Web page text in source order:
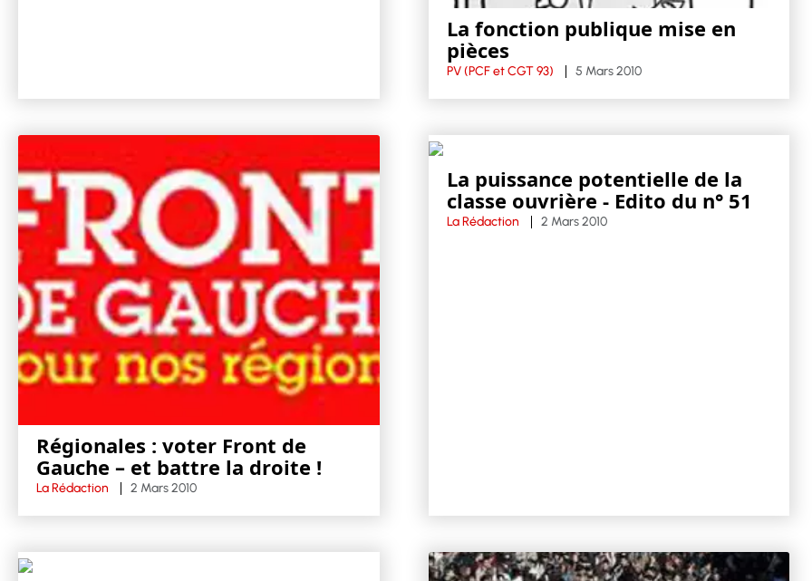
La fonction publique mise en
pièces
PV (PCF et CGT 93) 5 Mars 2010
Régionales : voter Front de
Gauche – et battre la droite !
La Rédaction 2 Mars 2010
La puissance potentielle de la
classe ouvrière - Edito du n° 51
La Rédaction 2 Mars 2010